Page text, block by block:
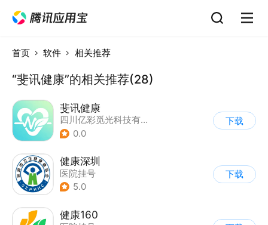
首页 软件 相关推荐
“斐讯健康”的相关推荐(28)
斐讯健康
四川亿彩觅光科技有限公司
0.0
下载
健康深圳
医院挂号
5.0
下载
健康160